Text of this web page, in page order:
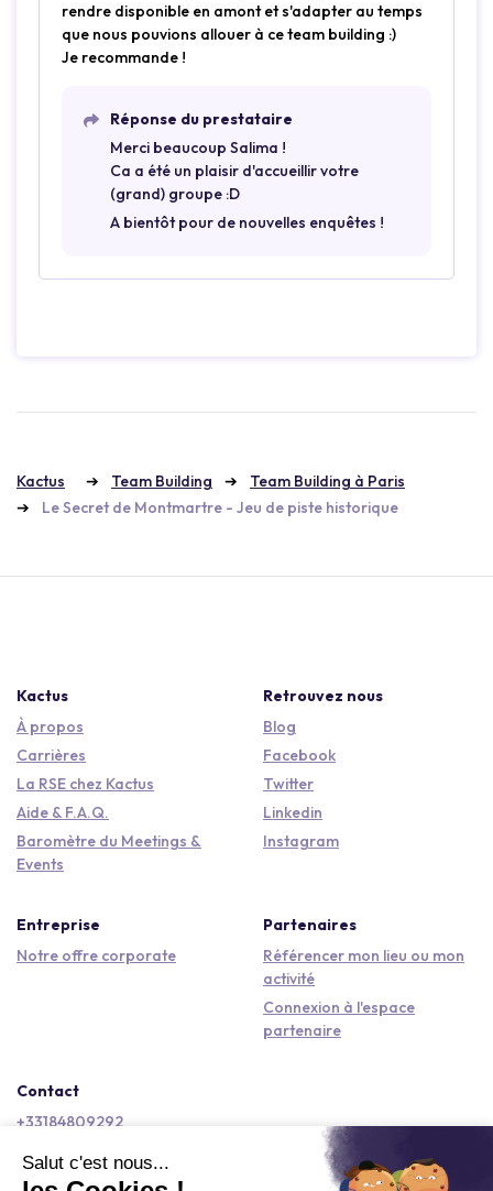
rendre disponible en amont et s'adapter au temps
que nous pouvions allouer à ce team building :)
Je recommande !
Réponse du prestataire
Merci beaucoup Salima !
Ca a été un plaisir d'accueillir votre
(grand) groupe :D
A bientôt pour de nouvelles enquêtes !
Kactus Team Building
Team Building à Paris
Le Secret de Montmartre - Jeu de piste historique
Kactus
À propos
Carrières
La RSE chez Kactus
Aide & F.A.Q.
Baromètre du Meetings &
Events
Retrouvez nous
Blog
Facebook
Twitter
Linkedin
Instagram
Entreprise
Notre offre corporate
Partenaires
Référencer mon lieu ou mon
activité
Connexion à l'espace
partenaire
Contact
+33184809292